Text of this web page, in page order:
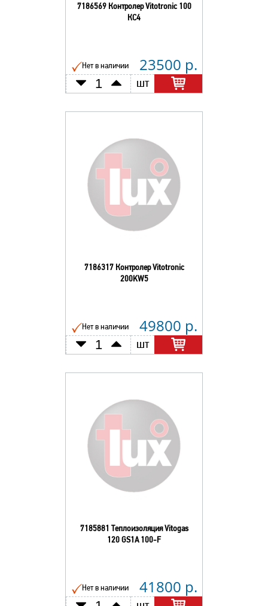
7186569 Контролер Vitotronic 100
КС4
Нет в наличии 23500 р.
шт
7186317 Контролер Vitotronic
200KW5
Нет в наличии 49800 р.
шт
7185881 Теплоизоляция Vitogas
120 GS1А 100-F
Нет в наличии 41800 р.